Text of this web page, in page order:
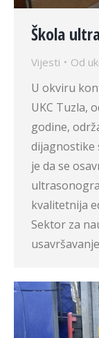
Škola
Vijesti Od
U okviru
UKC Tuzla,
godine,
dijagnostike
je da se
kvalitetnija
Sektor za